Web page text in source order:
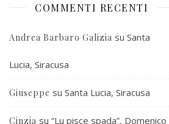
COMMENTI RECENTI
Andrea Barbaro Galizia su Santa
Lucia, Siracusa
Giuseppe su Santa Lucia, Siracusa
Cinzia su “Lu pisce spada”, Domenico